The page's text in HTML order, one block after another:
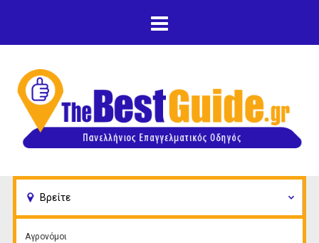
κυρίως περιεχόμενο